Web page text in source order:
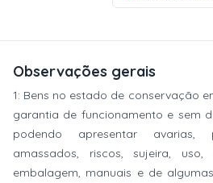
Observações gerais
1: Bens no estado de conservação
garantia de funcionamento e sem
podendo apresentar avarias,
amassados, riscos, sujeira,
embalagem, manuais e de